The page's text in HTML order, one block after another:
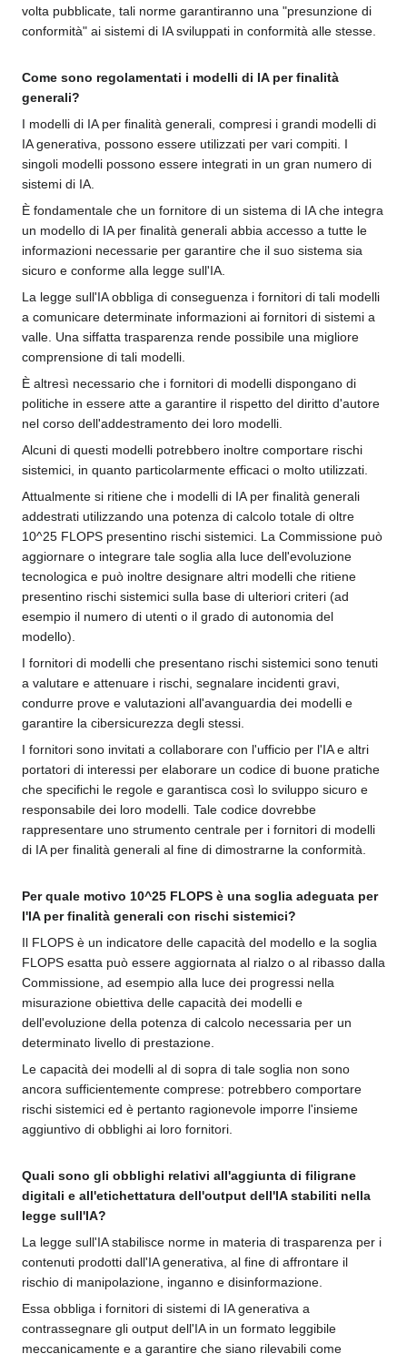
volta pubblicate, tali norme garantiranno una "presunzione di
conformità" ai sistemi di IA sviluppati in conformità alle stesse.
Come sono regolamentati i modelli di IA per finalità
generali?
I modelli di IA per finalità generali, compresi i grandi modelli di
IA generativa, possono essere utilizzati per vari compiti. I
singoli modelli possono essere integrati in un gran numero di
sistemi di IA.
È fondamentale che un fornitore di un sistema di IA che integra
un modello di IA per finalità generali abbia accesso a tutte le
informazioni necessarie per garantire che il suo sistema sia
sicuro e conforme alla legge sull'IA.
La legge sull'IA obbliga di conseguenza i fornitori di tali modelli
a comunicare determinate informazioni ai fornitori di sistemi a
valle. Una siffatta trasparenza rende possibile una migliore
comprensione di tali modelli.
È altresì necessario che i fornitori di modelli dispongano di
politiche in essere atte a garantire il rispetto del diritto d'autore
nel corso dell'addestramento dei loro modelli.
Alcuni di questi modelli potrebbero inoltre comportare rischi
sistemici, in quanto particolarmente efficaci o molto utilizzati.
Attualmente si ritiene che i modelli di IA per finalità generali
addestrati utilizzando una potenza di calcolo totale di oltre
10^25 FLOPS presentino rischi sistemici. La Commissione può
aggiornare o integrare tale soglia alla luce dell'evoluzione
tecnologica e può inoltre designare altri modelli che ritiene
presentino rischi sistemici sulla base di ulteriori criteri (ad
esempio il numero di utenti o il grado di autonomia del
modello).
I fornitori di modelli che presentano rischi sistemici sono tenuti
a valutare e attenuare i rischi, segnalare incidenti gravi,
condurre prove e valutazioni all'avanguardia dei modelli e
garantire la cibersicurezza degli stessi.
I fornitori sono invitati a collaborare con l'ufficio per l'IA e altri
portatori di interessi per elaborare un codice di buone pratiche
che specifichi le regole e garantisca così lo sviluppo sicuro e
responsabile dei loro modelli. Tale codice dovrebbe
rappresentare uno strumento centrale per i fornitori di modelli
di IA per finalità generali al fine di dimostrarne la conformità.
Per quale motivo 10^25 FLOPS è una soglia adeguata per
l'IA per finalità generali con rischi sistemici?
Il FLOPS è un indicatore delle capacità del modello e la soglia
FLOPS esatta può essere aggiornata al rialzo o al ribasso dalla
Commissione, ad esempio alla luce dei progressi nella
misurazione obiettiva delle capacità dei modelli e
dell'evoluzione della potenza di calcolo necessaria per un
determinato livello di prestazione.
Le capacità dei modelli al di sopra di tale soglia non sono
ancora sufficientemente comprese: potrebbero comportare
rischi sistemici ed è pertanto ragionevole imporre l'insieme
aggiuntivo di obblighi ai loro fornitori.
Quali sono gli obblighi relativi all'aggiunta di filigrane
digitali e all'etichettatura dell'output dell'IA stabiliti nella
legge sull'IA?
La legge sull'IA stabilisce norme in materia di trasparenza per i
contenuti prodotti dall'IA generativa, al fine di affrontare il
rischio di manipolazione, inganno e disinformazione.
Essa obbliga i fornitori di sistemi di IA generativa a
contrassegnare gli output dell'IA in un formato leggibile
meccanicamente e a garantire che siano rilevabili come